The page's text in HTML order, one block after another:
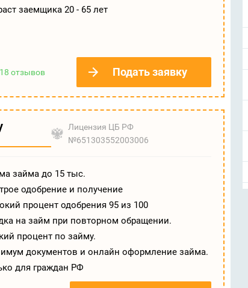
заемщика 20 - 65 лет
18 отзывов Подать заявку
Лицензия ЦБ РФ
№651303552003006
займа до 15 тыс.
одобрение и получение
процент одобрения 95 из 100
на займ при повторном обращении.
процент по займу.
документов и онлайн оформление займа.
для граждан РФ